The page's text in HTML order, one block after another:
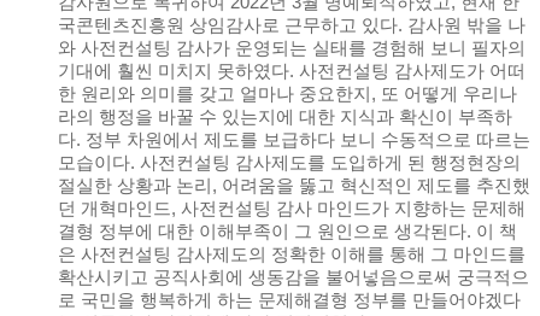
국콘텐츠진흥원 상임감사로 근무하고 있다. 감사원 밖을 나
와 사전컨설팅 감사가 운영되는 실태를 경험해 보니 필자의
기대에 훨씬 미치지 못하였다. 사전컨설팅 감사제도가 어떠
한 원리와 의미를 갖고 얼마나 중요한지, 또 어떻게 우리나
라의 행정을 바꿀 수 있는지에 대한 지식과 확신이 부족하
다. 정부 차원에서 제도를 보급하다 보니 수동적으로 따르는
모습이다. 사전컨설팅 감사제도를 도입하게 된 행정현장의
절실한 상황과 논리, 어려움을 뚫고 혁신적인 제도를 추진했
던 개혁마인드, 사전컨설팅 감사 마인드가 지향하는 문제해
결형 정부에 대한 이해부족이 그 원인으로 생각된다. 이 책
은 사전컨설팅 감사제도의 정확한 이해를 통해 그 마인드를
확산시키고 공직사회에 생동감을 불어넣음으로써 궁극적으
로 국민을 행복하게 하는 문제해결형 정부를 만들어야겠다